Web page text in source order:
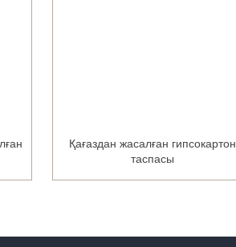
Қағаздан жасалған гипсокартон
таспасы